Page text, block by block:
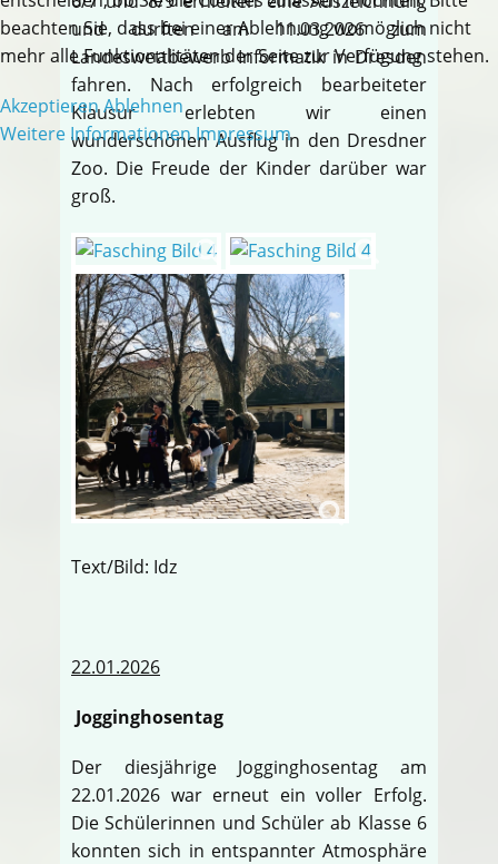
und durften am 11.03.2026 zum
Landeswettbewerb Informatik in Dresden
fahren. Nach erfolgreich bearbeiteter
Klausur erlebten wir einen
wunderschönen Ausflug in den Dresdner
Zoo. Die Freude der Kinder darüber war
groß.
Text/Bild: Idz
22.01.2026
Jogginghosentag
Der diesjährige Jogginghosentag am
22.01.2026 war erneut ein voller Erfolg.
Die Schülerinnen und Schüler ab Klasse 6
konnten sich in entspannter Atmosphäre
beachten Sie, dass bei einer Ablehnung womöglich nicht
mehr alle Funktionalitäten der Seite zur Verfügung stehen.
AkzeptierenAblehnen
Weitere Informationen Impressum